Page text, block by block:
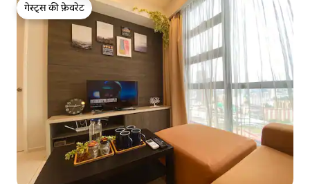
गेस्ट्स की फ़ेवरेट
गेस्ट्स की फ़ेवरेट